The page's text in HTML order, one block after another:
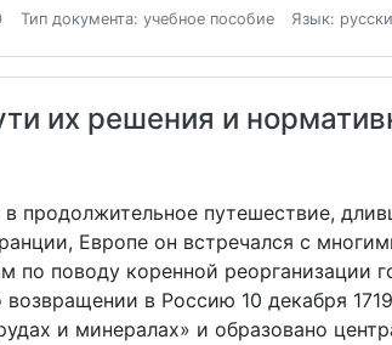
Тип документа: учебное пособие Язык:
их решения и
в продолжительное путешествие,
Европе он встречался с
по поводу коренной реорганизации
в Россию 10 декабря
и минералах» и образовано